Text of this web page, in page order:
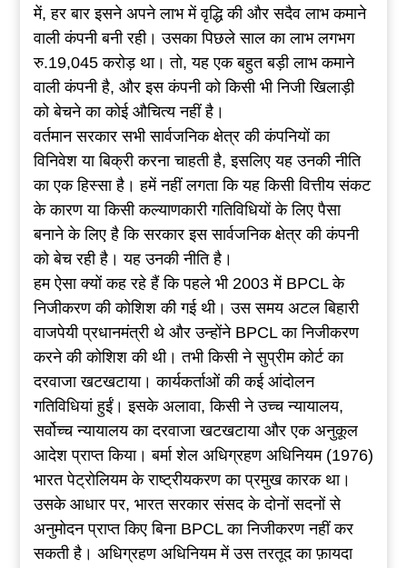
में, हर बार इसने अपने लाभ में वृद्धि की और सदैव लाभ कमाने
वाली कंपनी बनी रही। उसका पिछले साल का लाभ लगभग
रु.19,045 करोड़ था। तो, यह एक बहुत बड़ी लाभ कमाने
वाली कंपनी है, और इस कंपनी को किसी भी निजी खिलाड़ी
को बेचने का कोई औचित्य नहीं है।
वर्तमान सरकार सभी सार्वजनिक क्षेत्र की कंपनियों का
विनिवेश या बिक्री करना चाहती है, इसलिए यह उनकी नीति
का एक हिस्सा है। हमें नहीं लगता कि यह किसी वित्तीय संकट
के कारण या किसी कल्याणकारी गतिविधियों के लिए पैसा
बनाने के लिए है कि सरकार इस सार्वजनिक क्षेत्र की कंपनी
को बेच रही है। यह उनकी नीति है।
हम ऐसा क्यों कह रहे हैं कि पहले भी 2003 में BPCL के
निजीकरण की कोशिश की गई थी। उस समय अटल बिहारी
वाजपेयी प्रधानमंत्री थे और उन्होंने BPCL का निजीकरण
करने की कोशिश की थी। तभी किसी ने सुप्रीम कोर्ट का
दरवाजा खटखटाया। कार्यकर्ताओं की कई आंदोलन
गतिविधियां हुईं। इसके अलावा, किसी ने उच्च न्यायालय,
सर्वोच्च न्यायालय का दरवाजा खटखटाया और एक अनुकूल
आदेश प्राप्त किया। बर्मा शेल अधिग्रहण अधिनियम (1976)
भारत पेट्रोलियम के राष्ट्रीयकरण का प्रमुख कारक था।
उसके आधार पर, भारत सरकार संसद के दोनों सदनों से
अनुमोदन प्राप्त किए बिना BPCL का निजीकरण नहीं कर
सकती है। अधिग्रहण अधिनियम में उस तरतूद का फ़ायदा